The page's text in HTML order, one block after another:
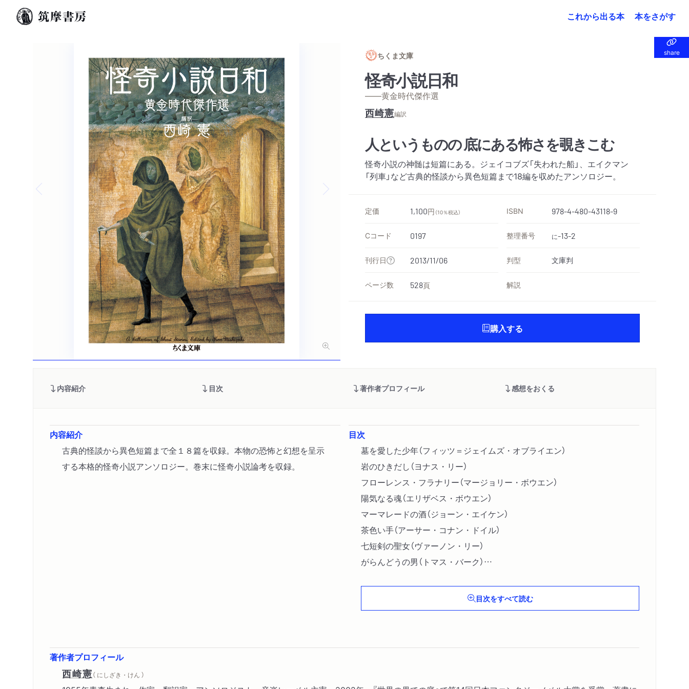
これから出る本 本をさがす
share
share
Previous slide
ちくま文庫
怪奇小説日和
——黄金時代傑作選
西崎憲編訳
人というものの 底にある怖さを覗きこむ
怪奇小説の神髄は短篇にある。ジェイコブズ「失われた船」、エイクマン
「列車」など古典的怪談から異色短篇まで18編を収めたアンソロジー。
定価 1,100円 （10％税込） ISBN 978-4-480-43118-9
Cコード 0197 整理番号 に-13-2
刊行日 2013/11/06 判型 文庫判
ページ数 528頁 解説
購入する
内容紹介 目次 著作者プロフィール 感想をおくる
内容紹介
古典的怪談から異色短篇まで全１８篇を収録。本物の恐怖と幻想を呈示
する本格的怪奇小説アンソロジー。巻末に怪奇小説論考を収録。
目次
墓を愛した少年（フィッツ＝ジェイムズ・オブライエン）
岩のひきだし（ヨナス・リー）
フローレンス・フラナリー（マージョリー・ボウエン）
陽気なる魂（エリザベス・ボウエン）
マーマレードの酒（ジョーン・エイケン）
茶色い手（アーサー・コナン・ドイル）
七短剣の聖女（ヴァーノン・リー）
がらんどうの男（トマス・バーク）
ボルドー行の乗合馬車（ハリファックス卿）
遭難（アン・ブリッジ）
目次をすべて読む
著作者プロフィール
西崎憲（ にしざき・けん ）